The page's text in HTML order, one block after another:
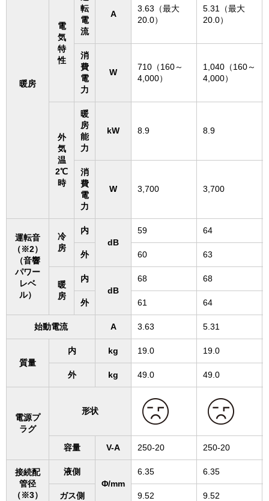
暖房
電
気
特
性
転
電
流
A
3.63（最大
20.0）
5.31（最大
20.0）
消
費
電
力
W
710（160～
4,000）
1,040（160～
4,000）
外
気
温
2℃
時
暖
房
能
力
kW 8.9 8.9
消
費
電
力
W 3,700 3,700
運転音
（※2）
（音響
パワー
レベ
ル）
冷
房
内
dB
59 64
外 60 63
暖
房
内
dB
68 68
外 61 64
始動電流 A 3.63 5.31
質量
内 kg 19.0 19.0
外 kg 49.0 49.0
電源プ
ラグ
形状
容量 V-A 250-20 250-20
接続配
管径
（※3）
液側
Φ/mm
6.35 6.35
ガス側 9.52 9.52